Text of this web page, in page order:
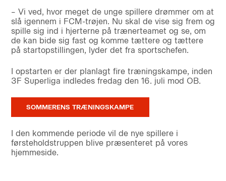
– Vi ved, hvor meget de unge spillere drømmer om at
slå igennem i FCM-trøjen. Nu skal de vise sig frem og
spille sig ind i hjerterne på trænerteamet og se, om
de kan bide sig fast og komme tættere og tættere
på startopstillingen, lyder det fra sportschefen.
I opstarten er der planlagt fire træningskampe, inden
3F Superliga indledes fredag den 16. juli mod OB.
SOMMERENS TRÆNINGSKAMPE
I den kommende periode vil de nye spillere i
førsteholdstruppen blive præsenteret på vores
hjemmeside.